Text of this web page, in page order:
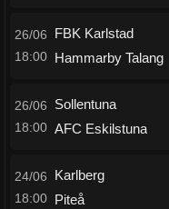
26/06
18:00
FBK Karlstad
Hammarby Talang
26/06
18:00
Sollentuna
AFC Eskilstuna
24/06
18:00
Karlberg
Piteå